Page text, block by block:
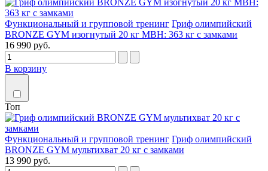
Функциональный и групповой тренинг Гриф олимпийский
BRONZE GYM изогнутый 20 кг MBH: 363 кг с замками
16 990 руб.
В корзину
Топ
Функциональный и групповой тренинг Гриф олимпийский
BRONZE GYM мультихват 20 кг с замками
13 990 руб.